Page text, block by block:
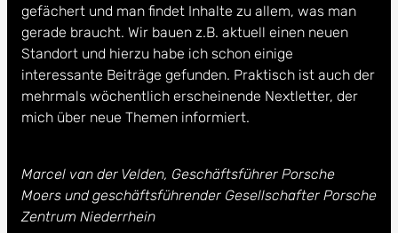
gefächert und man findet Inhalte zu allem, was man
gerade braucht. Wir bauen z.B. aktuell einen neuen
Standort und hierzu habe ich schon einige
interessante Beiträge gefunden. Praktisch ist auch der
mehrmals wöchentlich erscheinende Nextletter, der
mich über neue Themen informiert.
Marcel van der Velden, Geschäftsführer Porsche
Moers und geschäftsführender Gesellschafter Porsche
Zentrum Niederrhein